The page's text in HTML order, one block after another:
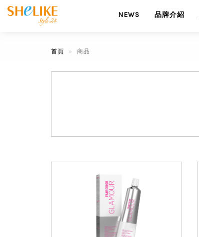
NEWS 品牌介紹
首頁 商品